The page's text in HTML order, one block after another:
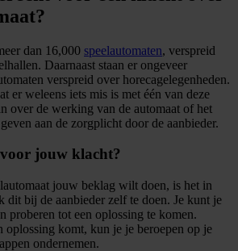
dan 16,000 speelautomaten, verspreid
Daarnaast staan er ongeveer
verspreid over horecagelegenheden.
er weleens iets mis is met één van deze
over de werking van de automaat of het
aan de zorgplicht door de aanbieder.
jouw klacht?
jouw beklag wilt doen, is het in
dit bij de aanbieder zelf te doen. Je kunt je
proberen tot een oplossing te komen.
oplossing komt, kun je je beroepen op je
ondernemen.